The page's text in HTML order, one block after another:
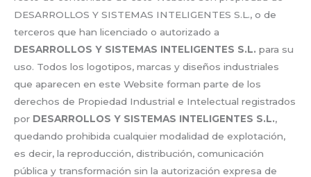
DESARROLLOS Y SISTEMAS INTELIGENTES S.L., o de
terceros que han licenciado o autorizado a
DESARROLLOS Y SISTEMAS INTELIGENTES S.L. para su
uso. Todos los logotipos, marcas y diseños industriales
que aparecen en este Website forman parte de los
derechos de Propiedad Industrial e Intelectual registrados
por DESARROLLOS Y SISTEMAS INTELIGENTES S.L.,
quedando prohibida cualquier modalidad de explotación,
es decir, la reproducción, distribución, comunicación
pública y transformación sin la autorización expresa de